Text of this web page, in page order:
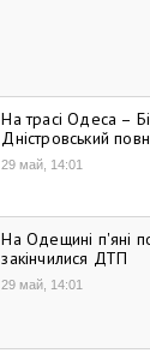
На трасі Одеса –
Дністровський
29 май, 14:01
На Одещині п'яні
закінчилися ДТП
29 май, 14:01